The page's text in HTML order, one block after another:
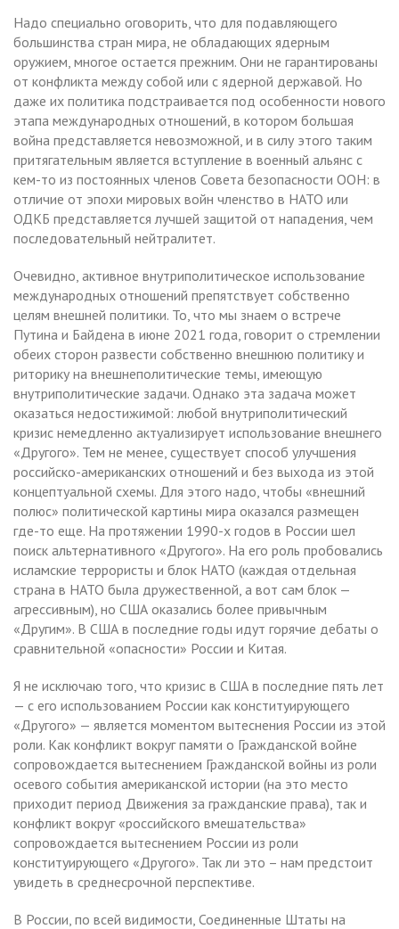
Надо специально оговорить, что для подавляющего
большинства стран мира, не обладающих ядерным
оружием, многое остается прежним. Они не гарантированы
от конфликта между собой или с ядерной державой. Но
даже их политика подстраивается под особенности нового
этапа международных отношений, в котором большая
война представляется невозможной, и в силу этого таким
притягательным является вступление в военный альянс с
кем-то из постоянных членов Совета безопасности ООН: в
отличие от эпохи мировых войн членство в НАТО или
ОДКБ представляется лучшей защитой от нападения, чем
последовательный нейтралитет.
Очевидно, активное внутриполитическое использование
международных отношений препятствует собственно
целям внешней политики. То, что мы знаем о встрече
Путина и Байдена в июне 2021 года, говорит о стремлении
обеих сторон развести собственно внешнюю политику и
риторику на внешнеполитические темы, имеющую
внутриполитические задачи. Однако эта задача может
оказаться недостижимой: любой внутриполитический
кризис немедленно актуализирует использование внешнего
«Другого». Тем не менее, существует способ улучшения
российско-американских отношений и без выхода из этой
концептуальной схемы. Для этого надо, чтобы «внешний
полюс» политической картины мира оказался размещен
где-то еще. На протяжении 1990-х годов в России шел
поиск альтернативного «Другого». На его роль пробовались
исламские террористы и блок НАТО (каждая отдельная
страна в НАТО была дружественной, а вот сам блок —
агрессивным), но США оказались более привычным
«Другим». В США в последние годы идут горячие дебаты о
сравнительной «опасности» России и Китая.
Я не исключаю того, что кризис в США в последние пять лет
— с его использованием России как конституирующего
«Другого» — является моментом вытеснения России из этой
роли. Как конфликт вокруг памяти о Гражданской войне
сопровождается вытеснением Гражданской войны из роли
осевого события американской истории (на это место
приходит период Движения за гражданские права), так и
конфликт вокруг «российского вмешательства»
сопровождается вытеснением России из роли
конституирующего «Другого». Так ли это – нам предстоит
увидеть в среднесрочной перспективе.
В России, по всей видимости, Соединенные Штаты на